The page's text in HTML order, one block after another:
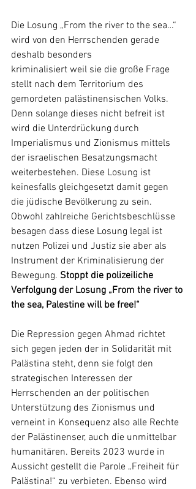
Die Losung „From the river to the sea…“
wird von den Herrschenden gerade
deshalb besonders
kriminalisiert weil sie die große Frage
stellt nach dem Territorium des
gemordeten palästinensischen Volks.
Denn solange dieses nicht befreit ist
wird die Unterdrückung durch
Imperialismus und Zionismus mittels
der israelischen Besatzungsmacht
weiterbestehen. Diese Losung ist
keinesfalls gleichgesetzt damit gegen
die jüdische Bevölkerung zu sein.
Obwohl zahlreiche Gerichtsbeschlüsse
besagen dass diese Losung legal ist
nutzen Polizei und Justiz sie aber als
Instrument der Kriminalisierung der
Bewegung. Stoppt die polizeiliche
Verfolgung der Losung „From the river to
the sea, Palestine will be free!“
Die Repression gegen Ahmad richtet
sich gegen jeden der in Solidarität mit
Palästina steht, denn sie folgt den
strategischen Interessen der
Herrschenden an der politischen
Unterstützung des Zionismus und
verneint in Konsequenz also alle Rechte
der Palästinenser, auch die unmittelbar
humanitären. Bereits 2023 wurde in
Aussicht gestellt die Parole „Freiheit für
Palästina!“ zu verbieten. Ebenso wird